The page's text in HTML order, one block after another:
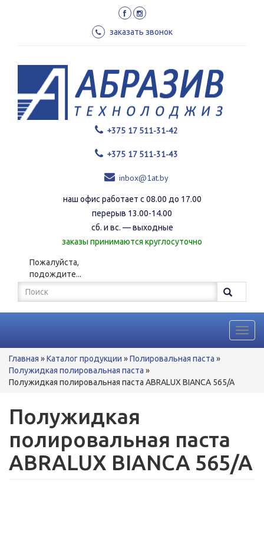
заказать звонок
+375 17 511-31-42
+375 17 511-31-43
inbox@1at.by
наш офис работает с 08.00 до 17.00
перерыв 13.00-14.00
сб. и вс. — выходные
заказы принимаются круглосуточно
Пожалуйста,
подождите...
Форма
поиска
Поиск
Вы
здесь
Главная »Каталог продукции »Полировальная паста »
Полужидкая полировальная паста »
Полужидкая полировальная паста ABRALUX BIANCA 565/A
Полужидкая
полировальная паста
ABRALUX BIANCA 565/A